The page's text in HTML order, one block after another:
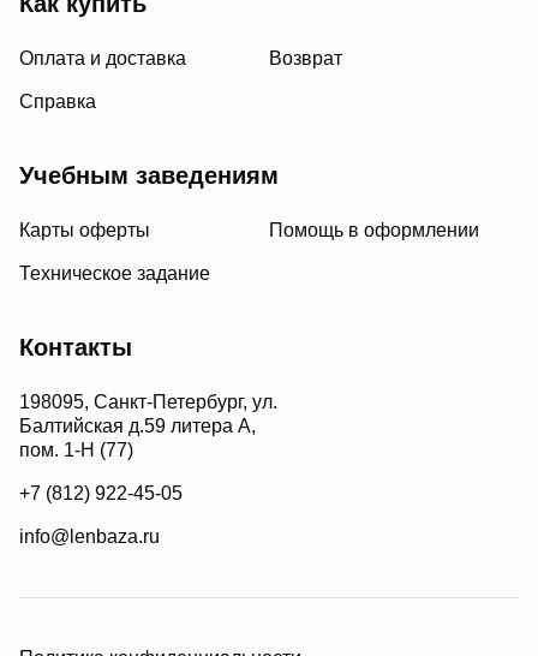
Оплата и доставка Возврат
Справка
Учебным заведениям
Карты оферты Помощь в оформлении
Техническое задание
Контакты
198095, Санкт-Петербург, ул.
Балтийская д.59 литера А,
пом. 1-Н (77)
+7 (812) 922-45-05
info@lenbaza.ru